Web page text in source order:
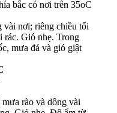
bắc có nơi trên 35oC
vài nơi; riêng chiều tối
rác. Gió nhẹ. Trong
mưa đá và gió giật
rào và dông vài